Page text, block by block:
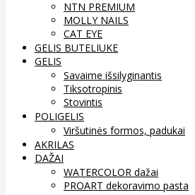
NTN PREMIUM
MOLLY NAILS
CAT EYE
GELIS BUTELIUKE
GELIS
Savaime išsilyginantis
Tiksotropinis
Stovintis
POLIGELIS
Viršutinės formos, padukai
AKRILAS
DAŽAI
WATERCOLOR dažai
PROART dekoravimo pasta